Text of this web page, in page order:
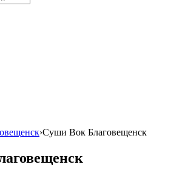
›Суши Вок Благовещенск